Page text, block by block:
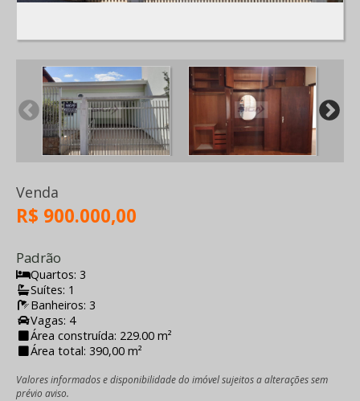
Venda
R$ 900.000,00
Padrão
Quartos: 3
Suítes: 1
Banheiros: 3
Vagas: 4
Área construída: 229.00 m²
Área total: 390,00 m²
Valores informados e disponibilidade do imóvel sujeitos a alterações sem
prévio aviso.